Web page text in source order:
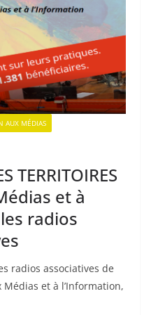
AUX MÉDIAS
TERRITOIRES
et à
radios
radios associatives de
et à l’Information,